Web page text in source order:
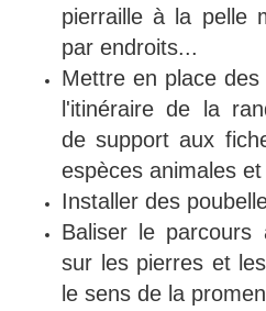
pierraille à la pelle
par endroits...
Mettre en place
l'itinéraire de la
de support aux
espèces animales
Installer des
Baliser le parcours
sur les pierres et
le sens de la